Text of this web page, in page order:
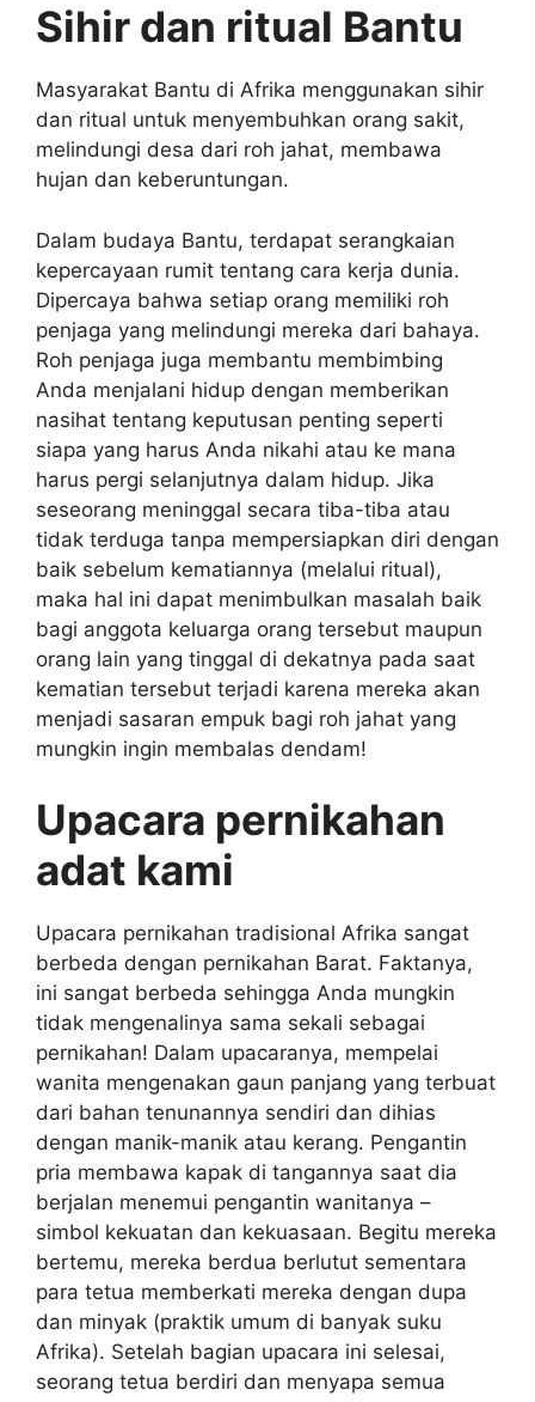
Sihir dan ritual Bantu
Masyarakat Bantu di Afrika menggunakan sihir
dan ritual untuk menyembuhkan orang sakit,
melindungi desa dari roh jahat, membawa
hujan dan keberuntungan.
Dalam budaya Bantu, terdapat serangkaian
kepercayaan rumit tentang cara kerja dunia.
Dipercaya bahwa setiap orang memiliki roh
penjaga yang melindungi mereka dari bahaya.
Roh penjaga juga membantu membimbing
Anda menjalani hidup dengan memberikan
nasihat tentang keputusan penting seperti
siapa yang harus Anda nikahi atau ke mana
harus pergi selanjutnya dalam hidup. Jika
seseorang meninggal secara tiba-tiba atau
tidak terduga tanpa mempersiapkan diri dengan
baik sebelum kematiannya (melalui ritual),
maka hal ini dapat menimbulkan masalah baik
bagi anggota keluarga orang tersebut maupun
orang lain yang tinggal di dekatnya pada saat
kematian tersebut terjadi karena mereka akan
menjadi sasaran empuk bagi roh jahat yang
mungkin ingin membalas dendam!
Upacara pernikahan
adat kami
Upacara pernikahan tradisional Afrika sangat
berbeda dengan pernikahan Barat. Faktanya,
ini sangat berbeda sehingga Anda mungkin
tidak mengenalinya sama sekali sebagai
pernikahan! Dalam upacaranya, mempelai
wanita mengenakan gaun panjang yang terbuat
dari bahan tenunannya sendiri dan dihias
dengan manik-manik atau kerang. Pengantin
pria membawa kapak di tangannya saat dia
berjalan menemui pengantin wanitanya –
simbol kekuatan dan kekuasaan. Begitu mereka
bertemu, mereka berdua berlutut sementara
para tetua memberkati mereka dengan dupa
dan minyak (praktik umum di banyak suku
Afrika). Setelah bagian upacara ini selesai,
seorang tetua berdiri dan menyapa semua